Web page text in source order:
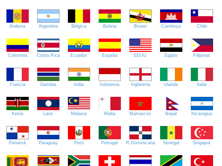
Andorra Argentina Bélgica Bolivia Brunei Camboya Chile
Colombia Costa Rica Ecuador España EEUU Egipto Filipinas
Francia Gambia India Indonesia Inglaterra Irlanda Italia
Kenia Laos Malasia Malta Marruecos Nepal Nicaragua
Panamá Paraguay Perú Portugal R.Dominicana Senegal Singapur